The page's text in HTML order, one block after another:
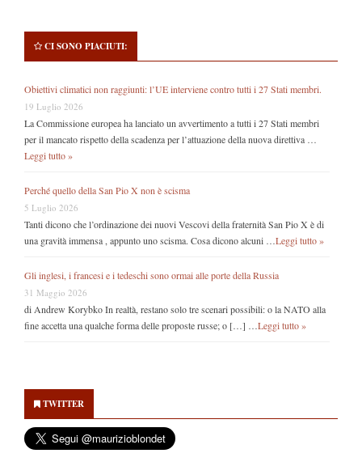
CI SONO PIACIUTI:
Obiettivi climatici non raggiunti: l’UE interviene contro tutti i 27 Stati membri.
19 Luglio 2026
La Commissione europea ha lanciato un avvertimento a tutti i 27 Stati membri
per il mancato rispetto della scadenza per l’attuazione della nuova direttiva …
Leggi tutto »
Perché quello della San Pio X non è scisma
5 Luglio 2026
Tanti dicono che l’ordinazione dei nuovi Vescovi della fraternità San Pio X è di
una gravità immensa , appunto uno scisma. Cosa dicono alcuni … Leggi tutto »
Gli inglesi, i francesi e i tedeschi sono ormai alle porte della Russia
31 Maggio 2026
di Andrew Korybko In realtà, restano solo tre scenari possibili: o la NATO alla
fine accetta una qualche forma delle proposte russe; o […] … Leggi tutto »
Sidebar
TWITTER